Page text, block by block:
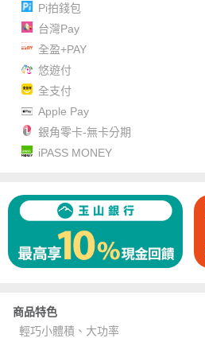
Pi拍錢包
台灣Pay
全盈+PAY
悠遊付
全支付
Apple Pay
銀角零卡-無卡分期
iPASS MONEY
商品特色
輕巧小體積、大功率